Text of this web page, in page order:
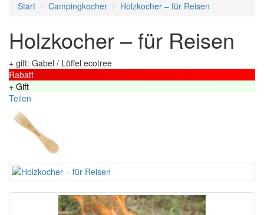
Start Campingkocher Holzkocher – für Reisen
Holzkocher – für Reisen
+ gift: Gabel / Löffel ecotree
Rabatt
+ Gift
Teilen